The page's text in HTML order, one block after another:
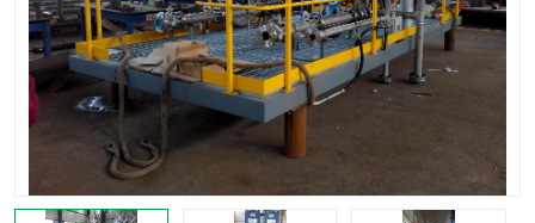
装车鹤管 输油臂
紧急脱离干式接头 火车鹤管
汽车鹤管 顶部鹤管
底部鹤管 低温鹤管